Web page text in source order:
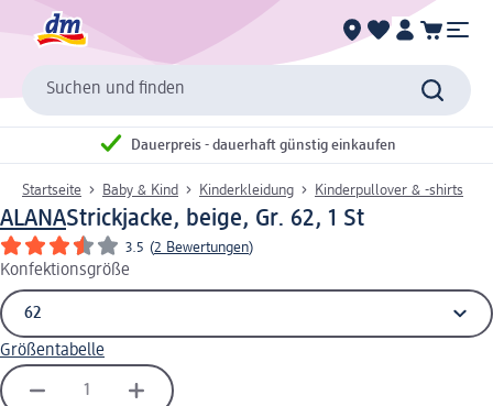
Suchen und finden
Dauerpreis - dauerhaft günstig einkaufen
Startseite Baby & Kind Kinderkleidung Kinderpullover & -shirts
ALANAStrickjacke, beige, Gr. 62, 1 St
3.5 (2 Bewertungen)
Konfektionsgröße
Größentabelle